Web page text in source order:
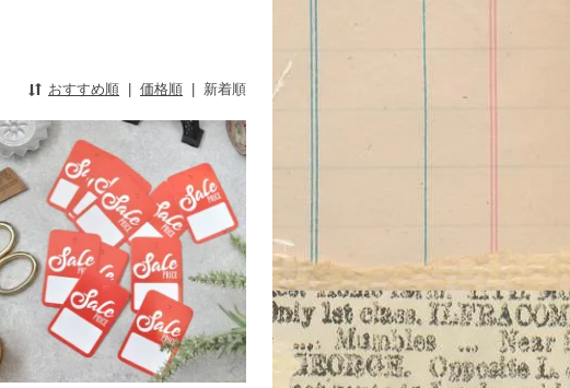
おすすめ順 | 価格順 | 新着順